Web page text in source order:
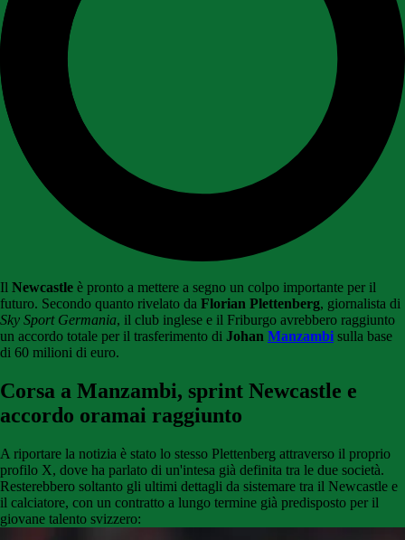
Il Newcastle è pronto a mettere a segno un colpo importante per il
futuro. Secondo quanto rivelato da Florian Plettenberg, giornalista di
Sky Sport Germania, il club inglese e il Friburgo avrebbero raggiunto
un accordo totale per il trasferimento di Johan Manzambi sulla base
di 60 milioni di euro.
Corsa a Manzambi, sprint Newcastle e
accordo oramai raggiunto
A riportare la notizia è stato lo stesso Plettenberg attraverso il proprio
profilo X, dove ha parlato di un'intesa già definita tra le due società.
Resterebbero soltanto gli ultimi dettagli da sistemare tra il Newcastle e
il calciatore, con un contratto a lungo termine già predisposto per il
giovane talento svizzero: